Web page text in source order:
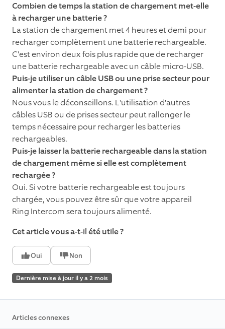
Combien de temps la station de chargement met-elle
à recharger une batterie ?
La station de chargement met 4 heures et demi pour
recharger complètement une batterie rechargeable.
C'est environ deux fois plus rapide que de recharger
une batterie rechargeable avec un câble micro-USB.
Puis-je utiliser un câble USB ou une prise secteur pour
alimenter la station de chargement ?
Nous vous le déconseillons. L'utilisation d'autres
câbles USB ou de prises secteur peut rallonger le
temps nécessaire pour recharger les batteries
rechargeables.
Puis-je laisser la batterie rechargeable dans la station
de chargement même si elle est complètement
rechargée ?
Oui. Si votre batterie rechargeable est toujours
chargée, vous pouvez être sûr que votre appareil
Ring Intercom sera toujours alimenté.
Cet article vous a-t-il été utile ?
Oui Non
Dernière mise à jour il y a 2 mois
Articles connexes